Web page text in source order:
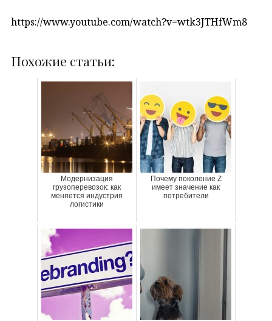
https://www.youtube.com/watch?v=wtk3JTHfWm8
Похожие статьи:
Модернизация
грузоперевозок: как
меняется индустрия
логистики
Почему поколение Z
имеет значение как
потребители